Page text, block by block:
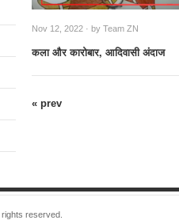
Nov 12, 2022 · by Team ZN
कला और कारोबार, आदिवासी अंदाज
« prev
rights reserved.